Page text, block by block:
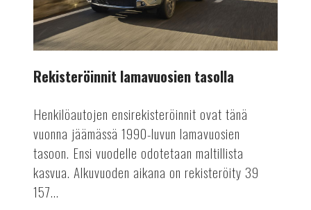
Rekisteröinnit lamavuosien tasolla
Henkilöautojen ensirekisteröinnit ovat tänä
vuonna jäämässä 1990-luvun lamavuosien
tasoon. Ensi vuodelle odotetaan maltillista
kasvua. Alkuvuoden aikana on rekisteröity 39
157...